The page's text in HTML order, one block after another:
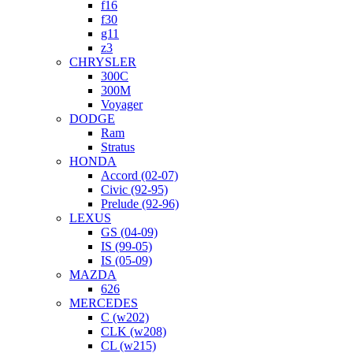
f16
f30
g11
z3
CHRYSLER
300C
300M
Voyager
DODGE
Ram
Stratus
HONDA
Accord (02-07)
Civic (92-95)
Prelude (92-96)
LEXUS
GS (04-09)
IS (99-05)
IS (05-09)
MAZDA
626
MERCEDES
C (w202)
CLK (w208)
CL (w215)